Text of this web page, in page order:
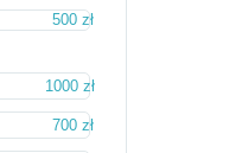
500 zł
1000 zł
700 zł